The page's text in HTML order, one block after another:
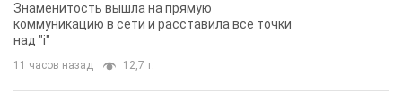
Знаменитость вышла на прямую
коммуникацию в сети и расставила все точки
над "i"
11 часов назад 12,7 т.